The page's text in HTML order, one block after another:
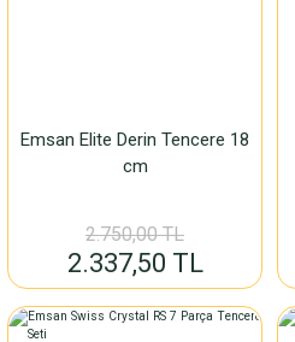
Emsan Elite Derin Tencere 18
cm
2.750,00 TL
2.337,50 TL